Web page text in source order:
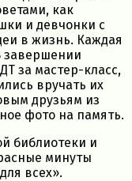
как
и девчонки с
в жизнь. Каждая
завершении
за мастер-класс,
вручать их
друзьям из
фото на память.
библиотеки и
минуты
всех».